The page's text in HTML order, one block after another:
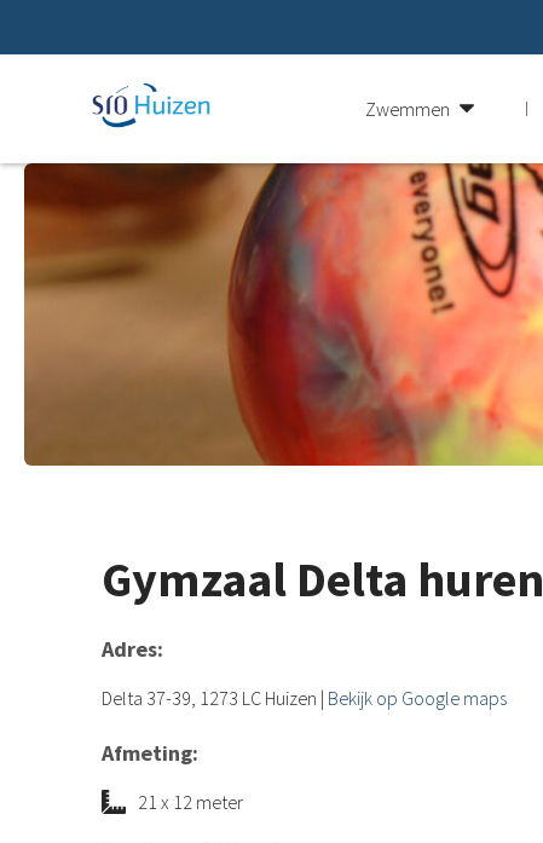
Zwemmen
Gymzaal Delta huren
Adres:
Delta 37-39, 1273 LC Huizen | Bekijk op Google maps
Afmeting:
21 x 12 meter